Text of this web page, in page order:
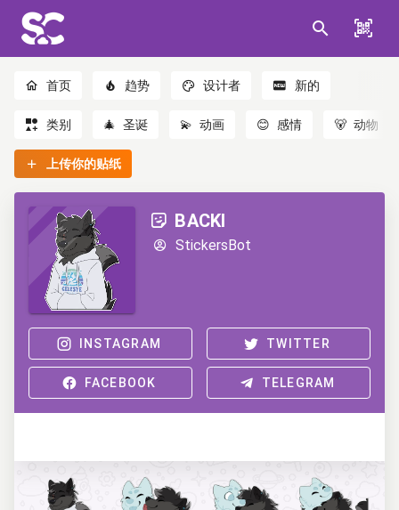
首页 趋势 设计者 新的
类别 🎄 圣诞 💫 动画 😊 感情 🐻 动物
上传你的贴纸
BACKI
StickersBot
INSTAGRAM TWITTER
FACEBOOK TELEGRAM